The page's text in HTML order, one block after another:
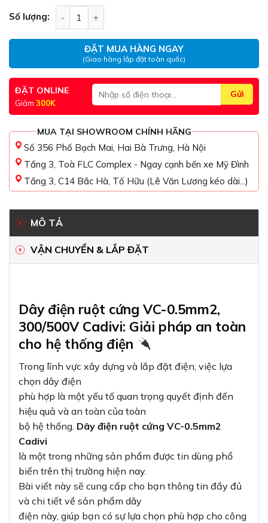
Số lượng:
ĐẶT MUA HÀNG NGAY
(Giao hàng lắp đặt toàn quốc)
ĐẶT ONLINE
Giảm 300K
MUA TẠI SHOWROOM CHÍNH HÃNG
Số 356 Phố Bạch Mai, Hai Bà Trưng, Hà Nội
Tầng 3, Toà FLC Complex - Ngay cạnh bến xe Mỹ Đình
Tầng 3, C14 Bắc Hà, Tố Hữu (Lê Văn Lương kéo dài...)
MÔ TẢ
VẬN CHUYỂN & LẮP ĐẶT
Dây điện ruột cứng VC-0.5mm2,
300/500V Cadivi: Giải pháp an toàn
cho hệ thống điện
Trong lĩnh vực xây dựng và lắp đặt điện, việc lựa
chọn dây điện
phù hợp là một yếu tố quan trọng quyết định đến
hiệu quả và an toàn của toàn
bộ hệ thống. Dây điện ruột cứng VC-0.5mm2
Cadivi
là một trong những sản phẩm được tin dùng phổ
biến trên thị trường hiện nay.
Bài viết này sẽ cung cấp cho bạn thông tin đầy đủ
và chi tiết về sản phẩm dây
điện này, giúp bạn có sự lựa chọn phù hợp cho công